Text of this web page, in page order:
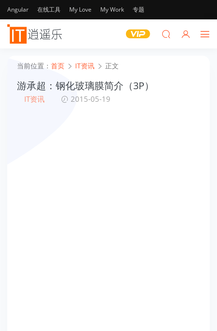
Angular 在线工具 My Love My Work 专题
当前位置： 首页 IT资讯 正文
游承超：钢化玻璃膜简介（3P）
IT资讯 2015-05-19